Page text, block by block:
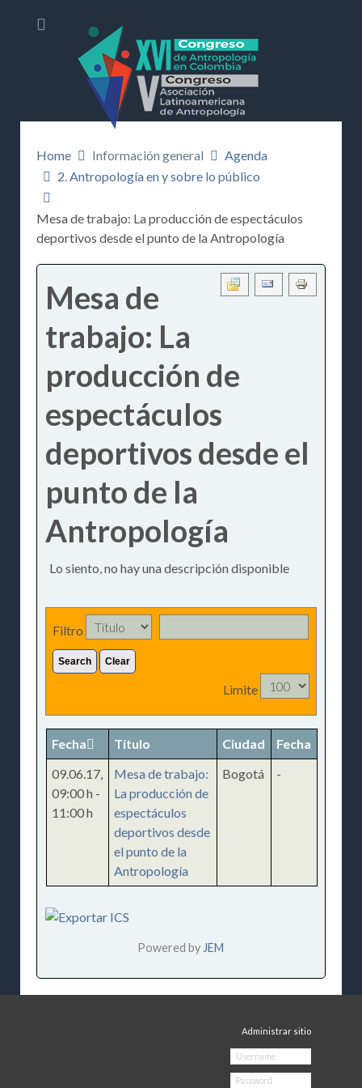
Home Información general
Agenda
2. Antropología en y sobre lo público
Mesa de trabajo: La producción de espectáculos
deportivos desde el punto de la Antropología
Mesa de
trabajo: La
producción de
espectáculos
deportivos desde el
punto de la
Antropología
Lo siento, no hay una descripción disponible
Filtro
Search Clear
Limite
Fecha Título Ciudad
Fecha
09.06.17,
09:00 h -
11:00 h
Mesa de trabajo:
La producción de
espectáculos
deportivos desde
el punto de la
Antropología
Bogotá -
Powered by JEM
Administrar sitio